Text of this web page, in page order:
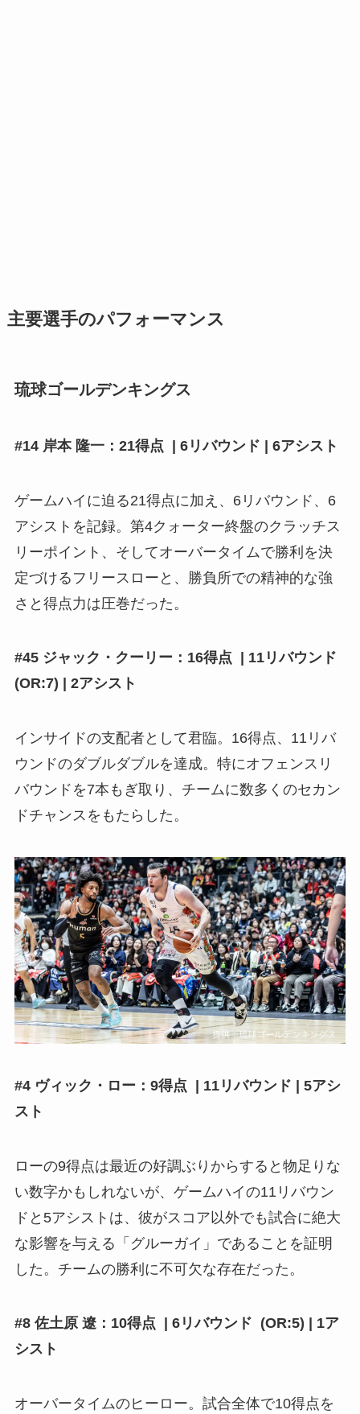
主要選手のパフォーマンス
琉球ゴールデンキングス
#14 岸本 隆一：21得点 | 6リバウンド | 6アシスト
ゲームハイに迫る21得点に加え、6リバウンド、6
アシストを記録。第4クォーター終盤のクラッチス
リーポイント、そしてオーバータイムで勝利を決
定づけるフリースローと、勝負所での精神的な強
さと得点力は圧巻だった。
#45 ジャック・クーリー：16得点 | 11リバウンド
(OR:7) | 2アシスト
インサイドの支配者として君臨。16得点、11リバ
ウンドのダブルダブルを達成。特にオフェンスリ
バウンドを7本もぎ取り、チームに数多くのセカン
ドチャンスをもたらした。
#4 ヴィック・ロー：9得点 | 11リバウンド | 5アシ
スト
ローの9得点は最近の好調ぶりからすると物足りな
い数字かもしれないが、ゲームハイの11リバウン
ドと5アシストは、彼がスコア以外でも試合に絶大
な影響を与える「グルーガイ」であることを証明
した。チームの勝利に不可欠な存在だった。
#8 佐土原 遼：10得点 | 6リバウンド (OR:5) | 1ア
シスト
オーバータイムのヒーロー。試合全体で10得点を